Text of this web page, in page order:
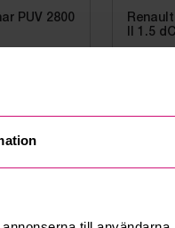
PUV 2800
II 1.5
-2010